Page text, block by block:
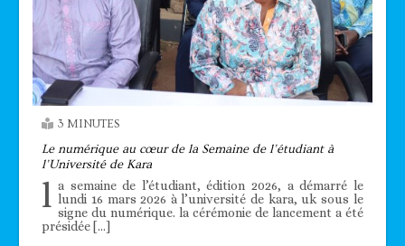
3 MINUTES
Le numérique au cœur de la Semaine de l’étudiant à
l’Université de Kara
l a semaine de l’étudiant, édition 2026, a démarré le
lundi 16 mars 2026 à l’université de kara, uk sous le
signe du numérique. la cérémonie de lancement a été
présidée […]